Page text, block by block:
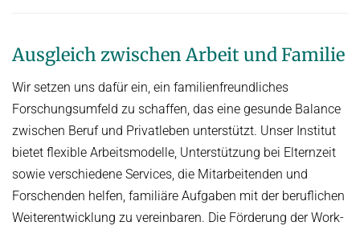
Ausgleich zwischen Arbeit und Familie
Wir setzen uns dafür ein, ein familienfreundliches
Forschungsumfeld zu schaffen, das eine gesunde Balance
zwischen Beruf und Privatleben unterstützt. Unser Institut
bietet flexible Arbeitsmodelle, Unterstützung bei Elternzeit
sowie verschiedene Services, die Mitarbeitenden und
Forschenden helfen, familiäre Aufgaben mit der beruflichen
Weiterentwicklung zu vereinbaren. Die Förderung der Work-